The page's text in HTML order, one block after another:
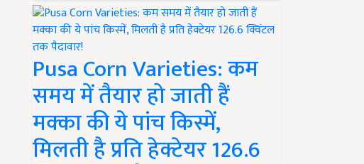
Pusa Corn Varieties: कम
समय में तैयार हो जाती हैं
मक्का की ये पांच किस्में,
मिलती है प्रति हेक्टेयर 126.6